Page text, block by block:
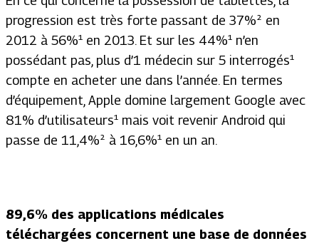
progression est très forte passant de 37%² en
2012 à 56%¹ en 2013. Et sur les 44%¹ n’en
possédant pas, plus d’1 médecin sur 5 interrogés¹
compte en acheter une dans l’année. En termes
d’équipement, Apple domine largement Google avec
81% d’utilisateurs¹ mais voit revenir Android qui
passe de 11,4%² à 16,6%¹ en un an.
89,6% des applications médicales
téléchargées concernent une base de données